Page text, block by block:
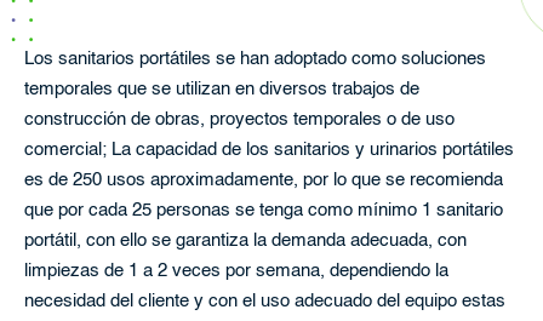
Los sanitarios portátiles se han adoptado como soluciones
temporales que se utilizan en diversos trabajos de
construcción de obras, proyectos temporales o de uso
comercial; La capacidad de los sanitarios y urinarios portátiles
es de 250 usos aproximadamente, por lo que se recomienda
que por cada 25 personas se tenga como mínimo 1 sanitario
portátil, con ello se garantiza la demanda adecuada, con
limpiezas de 1 a 2 veces por semana, dependiendo la
necesidad del cliente y con el uso adecuado del equipo estas